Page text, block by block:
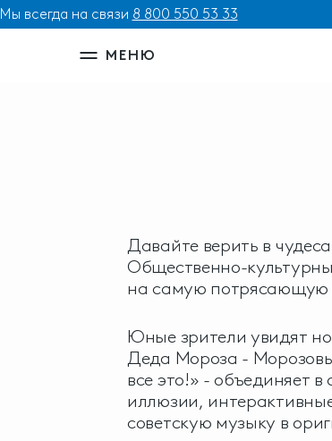
Мы всегда на связи 8 800 550 53 33
МЕНЮ
Давайте верить в
Общественно-
на самую потрясающую
Юные зрители увидят
Деда Мороза -
все это!» - объединяет
иллюзии,
советскую музыку в